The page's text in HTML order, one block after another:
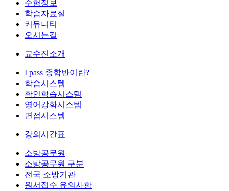
수험정보
학습자료실
커뮤니티
오시는길
교수진소개
I pass 종합반이란?
학습시스템
확인학습시스템
영어강화시스템
면접시스템
강의시간표
소방공무원
소방공무원 구분
전국 소방기관
원서접수 유의사항